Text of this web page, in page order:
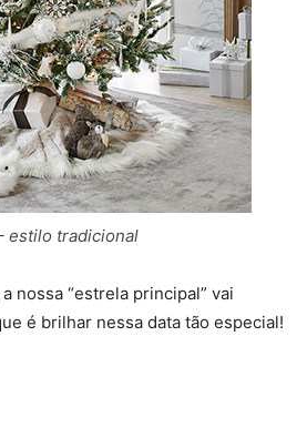
estilo tradicional
nossa “estrela principal” vai
é brilhar nessa data tão especial!